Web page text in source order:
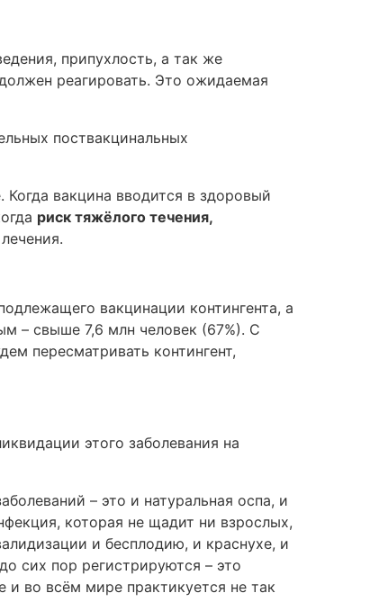
припухлость, а так же
реагировать. Это ожидаемая
поствакцинальных
вакцина вводится в здоровый
риск тяжёлого течения,
вакцинации контингента, а
– свыше 7,6 млн человек (67%). С
пересматривать контингент,
этого заболевания на
– это и натуральная оспа, и
которая не щадит ни взрослых,
и бесплодию, и краснухе, и
сих пор регистрируются – это
и во всём мире практикуется не так